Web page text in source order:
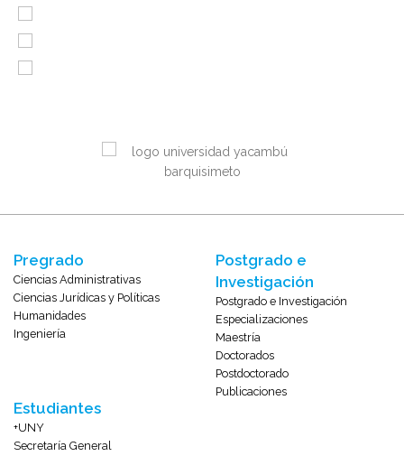
Pregrado
Ciencias Administrativas
Ciencias Jurídicas y Políticas
Humanidades
Ingeniería
Estudiantes
+UNY
Secretaría General
Postgrado e
Investigación
Postgrado e Investigación
Especializaciones
Maestría
Doctorados
Postdoctorado
Publicaciones